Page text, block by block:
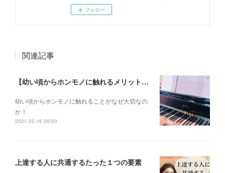
フォロー
関連記事
【幼い頃からホンモノに触れるメリットとは？】
幼い頃からホンモノに 触れることがなぜ大切なの
か！
2021.02.16 09:00
上達する人に共通するたった１つの要素